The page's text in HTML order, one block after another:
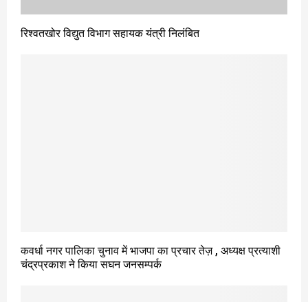
रिश्वतखोर विद्युत विभाग सहायक यंत्री निलंबित
कवर्धा नगर पालिका चुनाव में भाजपा का प्रचार तेज़ , अध्यक्ष प्रत्याशी
चंद्रप्रकाश ने किया सघन जनसम्पर्क